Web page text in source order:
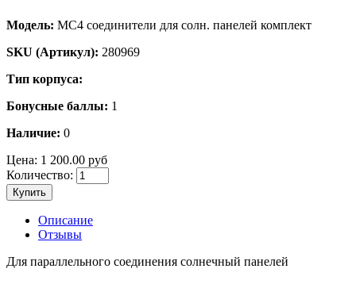
Модель: MC4 соединители для солн. панелей комплект
SKU (Артикул): 280969
Тип корпуса:
Бонусные баллы: 1
Наличие: 0
Цена: 1 200.00 руб
Количество:
Купить
Описание
Отзывы
Для параллельного соединения солнечный панелей